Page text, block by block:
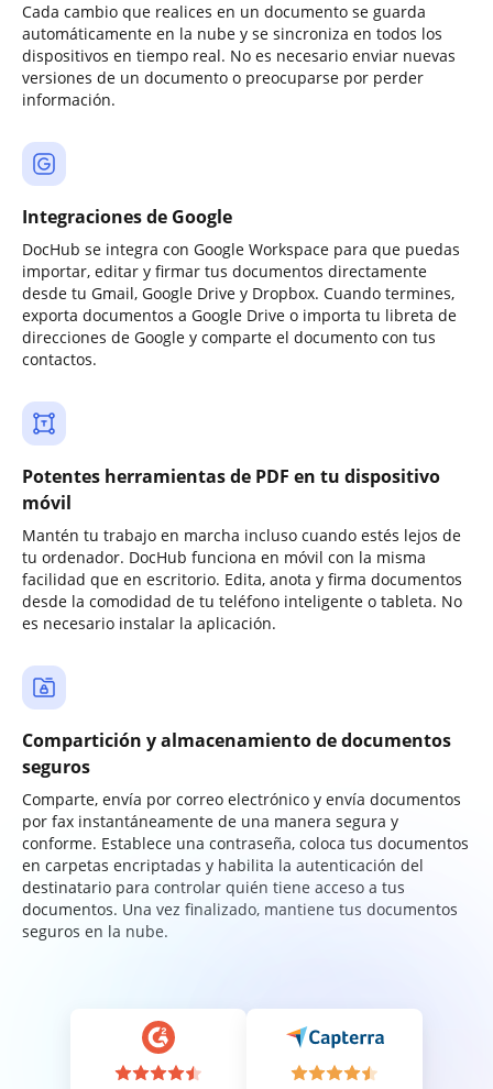
Cada cambio que realices en un documento se guarda
automáticamente en la nube y se sincroniza en todos los
dispositivos en tiempo real. No es necesario enviar nuevas
versiones de un documento o preocuparse por perder
información.
Integraciones de Google
DocHub se integra con Google Workspace para que puedas
importar, editar y firmar tus documentos directamente
desde tu Gmail, Google Drive y Dropbox. Cuando termines,
exporta documentos a Google Drive o importa tu libreta de
direcciones de Google y comparte el documento con tus
contactos.
Potentes herramientas de PDF en tu dispositivo
móvil
Mantén tu trabajo en marcha incluso cuando estés lejos de
tu ordenador. DocHub funciona en móvil con la misma
facilidad que en escritorio. Edita, anota y firma documentos
desde la comodidad de tu teléfono inteligente o tableta. No
es necesario instalar la aplicación.
Compartición y almacenamiento de documentos
seguros
Comparte, envía por correo electrónico y envía documentos
por fax instantáneamente de una manera segura y
conforme. Establece una contraseña, coloca tus documentos
en carpetas encriptadas y habilita la autenticación del
destinatario para controlar quién tiene acceso a tus
documentos. Una vez finalizado, mantiene tus documentos
seguros en la nube.